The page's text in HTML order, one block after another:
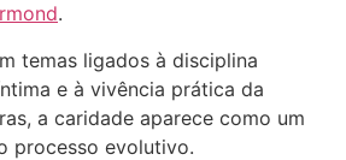
.
temas ligados à disciplina
e à vivência prática da
a caridade aparece como um
processo evolutivo.